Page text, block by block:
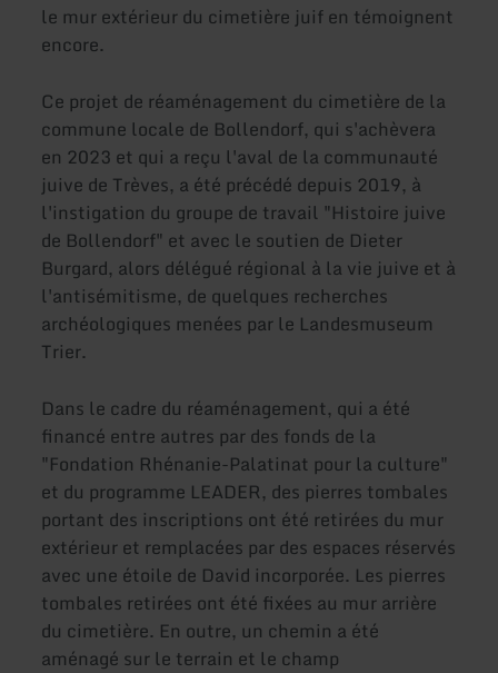
le mur extérieur du cimetière juif en témoignent
encore.
Ce projet de réaménagement du cimetière de la
commune locale de Bollendorf, qui s'achèvera
en 2023 et qui a reçu l'aval de la communauté
juive de Trèves, a été précédé depuis 2019, à
l'instigation du groupe de travail "Histoire juive
de Bollendorf" et avec le soutien de Dieter
Burgard, alors délégué régional à la vie juive et à
l'antisémitisme, de quelques recherches
archéologiques menées par le Landesmuseum
Trier.
Dans le cadre du réaménagement, qui a été
financé entre autres par des fonds de la
"Fondation Rhénanie-Palatinat pour la culture"
et du programme LEADER, des pierres tombales
portant des inscriptions ont été retirées du mur
extérieur et remplacées par des espaces réservés
avec une étoile de David incorporée. Les pierres
tombales retirées ont été fixées au mur arrière
du cimetière. En outre, un chemin a été
aménagé sur le terrain et le champ